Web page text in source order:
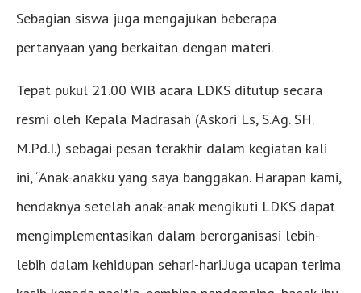
Sebagian siswa juga mengajukan beberapa
pertanyaan yang berkaitan dengan materi.
Tepat pukul 21.00 WIB acara LDKS ditutup secara
resmi oleh Kepala Madrasah (Askori Ls, S.Ag. SH.
M.Pd.I.) sebagai pesan terakhir dalam kegiatan kali
ini, “Anak-anakku yang saya banggakan. Harapan kami,
hendaknya setelah anak-anak mengikuti LDKS dapat
mengimplementasikan dalam berorganisasi lebih-
lebih dalam kehidupan sehari-hari.Juga ucapan terima